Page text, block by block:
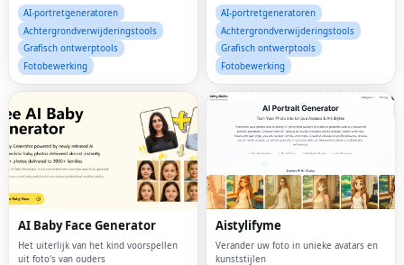
AI-portretgeneratoren
Achtergrondverwijderingstools
Grafisch ontwerptools
Fotobewerking
AI-portretgeneratoren
Achtergrondverwijderingstools
Grafisch ontwerptools
Fotobewerking
AI Baby Face Generator
Het uiterlijk van het kind voorspellen
uit foto's van ouders
Aistylifyme
Verander uw foto in unieke avatars en
kunststijlen